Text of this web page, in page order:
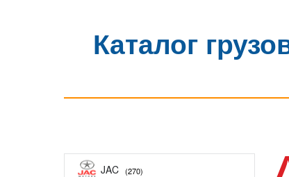
Каталог
JAC (270)